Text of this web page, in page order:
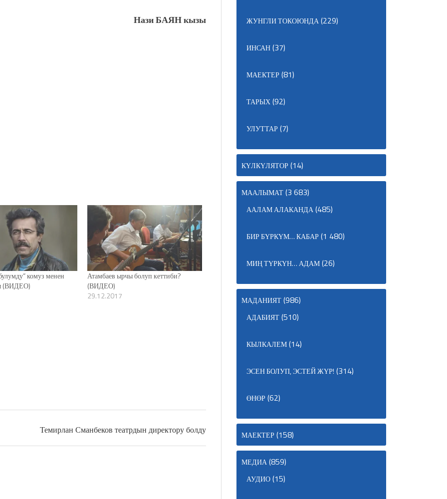
Нази БАЯН кызы
комуз менен
(ВИДЕО)
Атамбаев ырчы болуп кеттиби?
(ВИДЕО)
29.12.2017
Темирлан Сманбеков театрдын директору болду
ЖУНГЛИ ТОКОЮНДА(229)
ИНСАН(37)
МАЕКТЕР(81)
ТАРЫХ(92)
УЛУТТАР(7)
КҮЛКҮЛЯТОР(14)
МААЛЫМАТ(3 683)
ААЛАМ АЛАКАНДА(485)
БИР БҮРКҮМ… КАБАР(1 480)
МИҢ ТҮРКҮН… АДАМ(26)
МАДАНИЯТ(986)
АДАБИЯТ(510)
КЫЛКАЛЕМ(14)
ЭСЕН БОЛУП, ЭСТЕЙ ЖҮР! (314)
ӨНӨР(62)
МАЕКТЕР(158)
МЕДИА(859)
АУДИО(15)